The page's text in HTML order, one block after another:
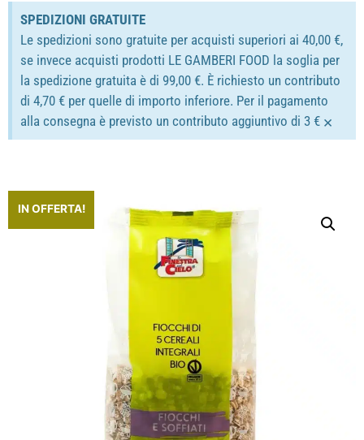
SPEDIZIONI GRATUITE
Le spedizioni sono gratuite per acquisti superiori ai 40,00 €,
se invece acquisti prodotti LE GAMBERI FOOD la soglia per
la spedizione gratuita è di 99,00 €. È richiesto un contributo
di 4,70 € per quelle di importo inferiore. Per il pagamento
alla consegna è previsto un contributo aggiuntivo di 3 € ×
IN OFFERTA!